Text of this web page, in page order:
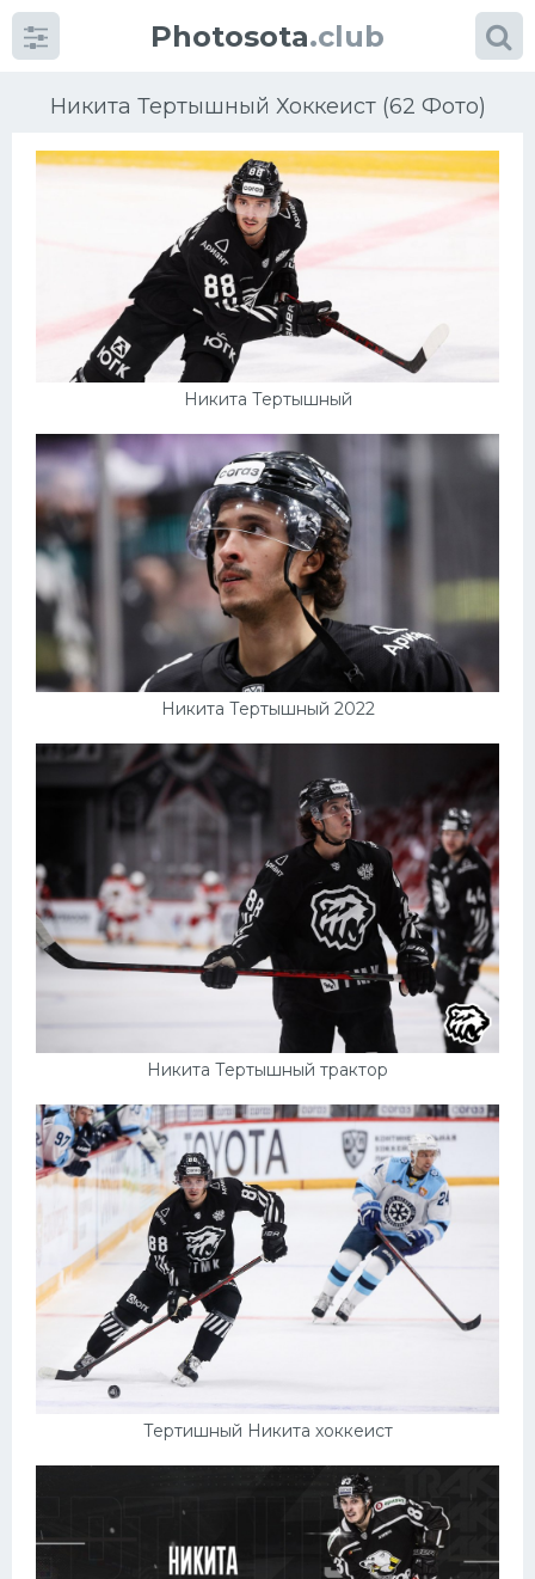
Photosota.club
Никита Тертышный Хоккеист (62 Фото)
Никита Тертышный
Никита Тертышный 2022
Никита Тертышный трактор
Тертишный Никита хоккеист
Категории Фото
Еще картинки...
Баскетбол
Хоккей
Велогонки
Конькобежный спорт
Тренажеры
Интерьер квартиры